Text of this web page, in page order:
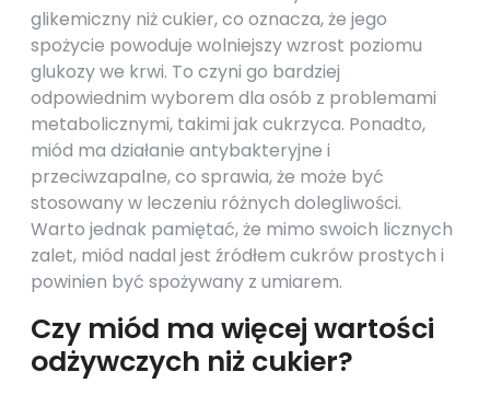
glikemiczny niż cukier, co oznacza, że jego
spożycie powoduje wolniejszy wzrost poziomu
glukozy we krwi. To czyni go bardziej
odpowiednim wyborem dla osób z problemami
metabolicznymi, takimi jak cukrzyca. Ponadto,
miód ma działanie antybakteryjne i
przeciwzapalne, co sprawia, że może być
stosowany w leczeniu różnych dolegliwości.
Warto jednak pamiętać, że mimo swoich licznych
zalet, miód nadal jest źródłem cukrów prostych i
powinien być spożywany z umiarem.
Czy miód ma więcej wartości
odżywczych niż cukier?